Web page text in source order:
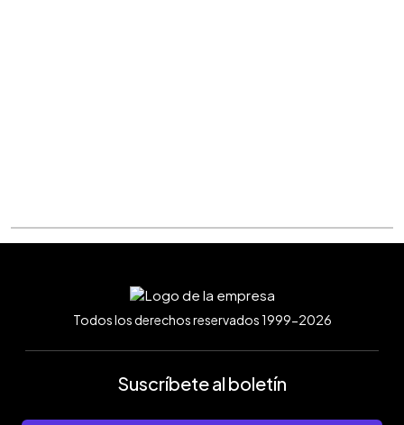
Todos los derechos reservados 1999-2026
Suscríbete al boletín